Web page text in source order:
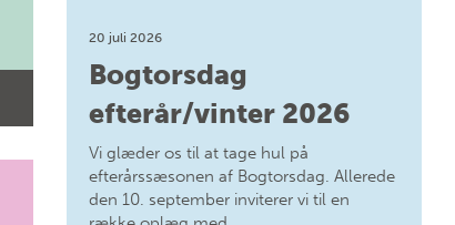
20 juli 2026
Bogtorsdag
efterår/vinter 2026
Vi glæder os til at tage hul på
efterårssæsonen af Bogtorsdag. Allerede
den 10. september inviterer vi til en